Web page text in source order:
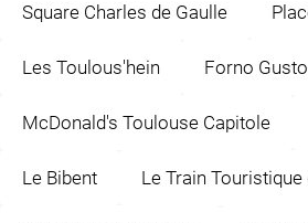
Square Charles de Gaulle
Les Toulous'hein Forno
McDonald's Toulouse Capitole
Le Bibent Le Train